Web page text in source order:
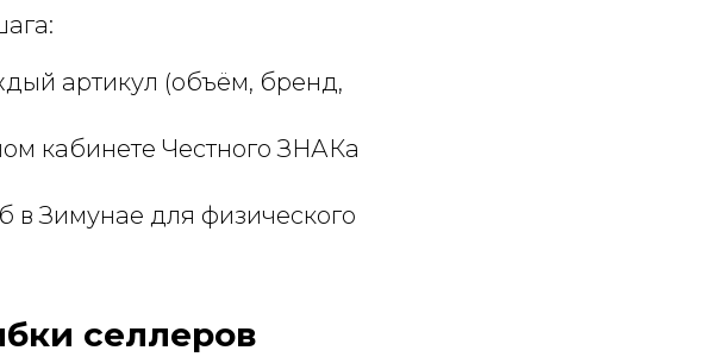
артикул (объём, бренд,
кабинете Честного ЗНАКа
Зимунае для физического
селлеров